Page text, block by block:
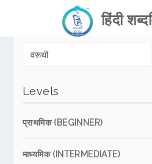
हिंदी
Levels
प्राथमिक (BEGINNER)
माध्यमिक (INTERMEDIATE)